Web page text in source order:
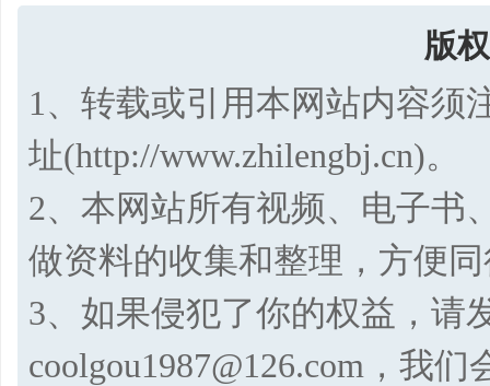
版
1、转载或引用本网站内容须
址(http://www.zhilengbj.cn)。
2、本网站所有视频、电子书
做资料的收集和整理，方便
3、如果侵犯了你的权益，请
coolgou1987@126.com，我